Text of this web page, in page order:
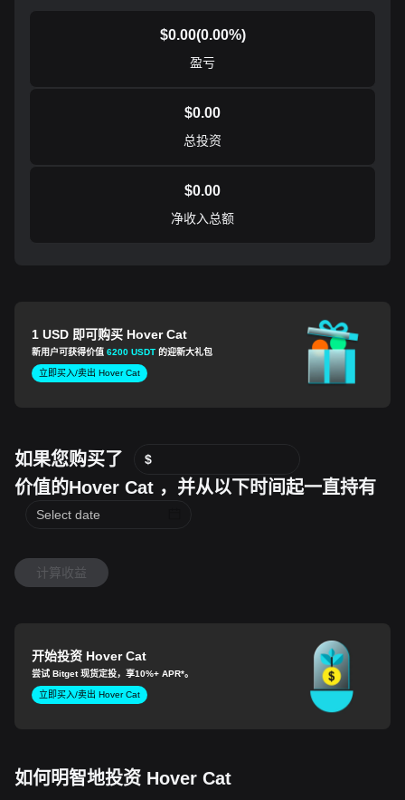
$0.00(0.00%)
盈亏
$0.00
总投资
$0.00
净收入总额
1 USD 即可购买 Hover Cat
新用户可获得价值6200 USDT 的迎新大礼包
立即买入/卖出 Hover Cat
如果您购买了 $
价值的Hover Cat ，并从以下时间起一直持有
计算收益
开始投资 Hover Cat
尝试 Bitget 现货定投，享10%+ APR*。
立即买入/卖出 Hover Cat
如何明智地投资 Hover Cat